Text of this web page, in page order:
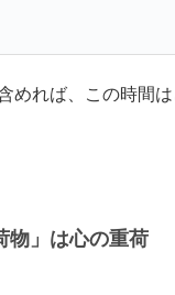
めれば、この時間
物」は心の重荷